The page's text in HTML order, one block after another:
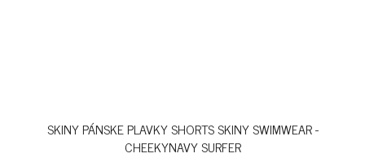
SKINY PÁNSKE PLAVKY SHORTS SKINY SWIMWEAR -
CHEEKYNAVY SURFER